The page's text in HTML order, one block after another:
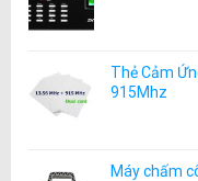
Thẻ Cảm
915Mhz
Máy chấm